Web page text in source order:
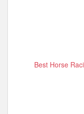
Best Horse